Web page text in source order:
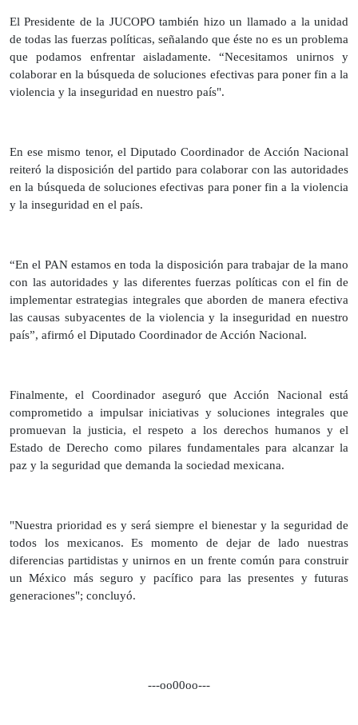
El Presidente de la JUCOPO también hizo un llamado a la unidad
de todas las fuerzas políticas, señalando que éste no es un problema
que podamos enfrentar aisladamente. “Necesitamos unirnos y
colaborar en la búsqueda de soluciones efectivas para poner fin a la
violencia y la inseguridad en nuestro país".
En ese mismo tenor, el Diputado Coordinador de Acción Nacional
reiteró la disposición del partido para colaborar con las autoridades
en la búsqueda de soluciones efectivas para poner fin a la violencia
y la inseguridad en el país.
“En el PAN estamos en toda la disposición para trabajar de la mano
con las autoridades y las diferentes fuerzas políticas con el fin de
implementar estrategias integrales que aborden de manera efectiva
las causas subyacentes de la violencia y la inseguridad en nuestro
país”, afirmó el Diputado Coordinador de Acción Nacional.
Finalmente, el Coordinador aseguró que Acción Nacional está
comprometido a impulsar iniciativas y soluciones integrales que
promuevan la justicia, el respeto a los derechos humanos y el
Estado de Derecho como pilares fundamentales para alcanzar la
paz y la seguridad que demanda la sociedad mexicana.
"Nuestra prioridad es y será siempre el bienestar y la seguridad de
todos los mexicanos. Es momento de dejar de lado nuestras
diferencias partidistas y unirnos en un frente común para construir
un México más seguro y pacífico para las presentes y futuras
generaciones"; concluyó.
---oo00oo---